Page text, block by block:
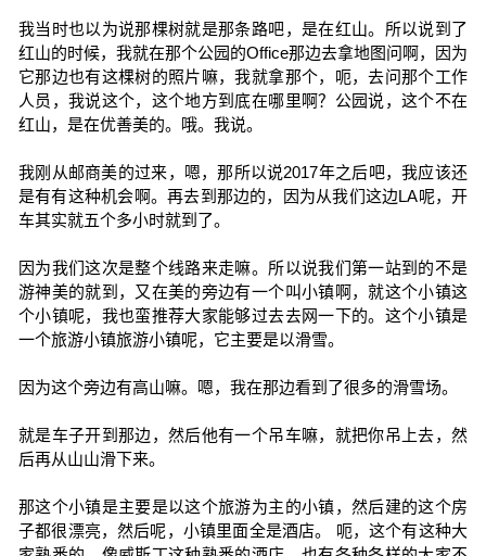
我当时也以为说那棵树就是那条路吧，是在红山。所以说到了
红山的时候，我就在那个公园的Office那边去拿地图问啊，因为
它那边也有这棵树的照片嘛，我就拿那个，呃，去问那个工作
人员，我说这个，这个地方到底在哪里啊？公园说，这个不在
红山，是在优善美的。哦。我说。
我刚从邮商美的过来，嗯，那所以说2017年之后吧，我应该还
是有有这种机会啊。再去到那边的，因为从我们这边LA呢，开
车其实就五个多小时就到了。
因为我们这次是整个线路来走嘛。所以说我们第一站到的不是
游神美的就到，又在美的旁边有一个叫小镇啊，就这个小镇这
个小镇呢，我也蛮推荐大家能够过去去网一下的。这个小镇是
一个旅游小镇旅游小镇呢，它主要是以滑雪。
因为这个旁边有高山嘛。嗯，我在那边看到了很多的滑雪场。
就是车子开到那边，然后他有一个吊车嘛，就把你吊上去，然
后再从山山滑下来。
那这个小镇是主要是以这个旅游为主的小镇，然后建的这个房
子都很漂亮，然后呢，小镇里面全是酒店。 呃，这个有这种大